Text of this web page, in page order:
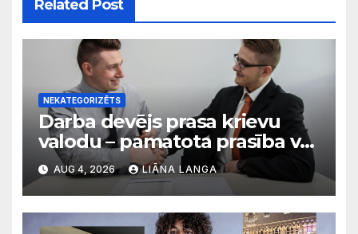
Related Post
NEKATEGORIZĒTS
Darba devējs prasa krievu
valodu – pamatota prasība vai
diskriminācija? Skaidro VDI
AUG 4, 2026 LIĀNA LANGA